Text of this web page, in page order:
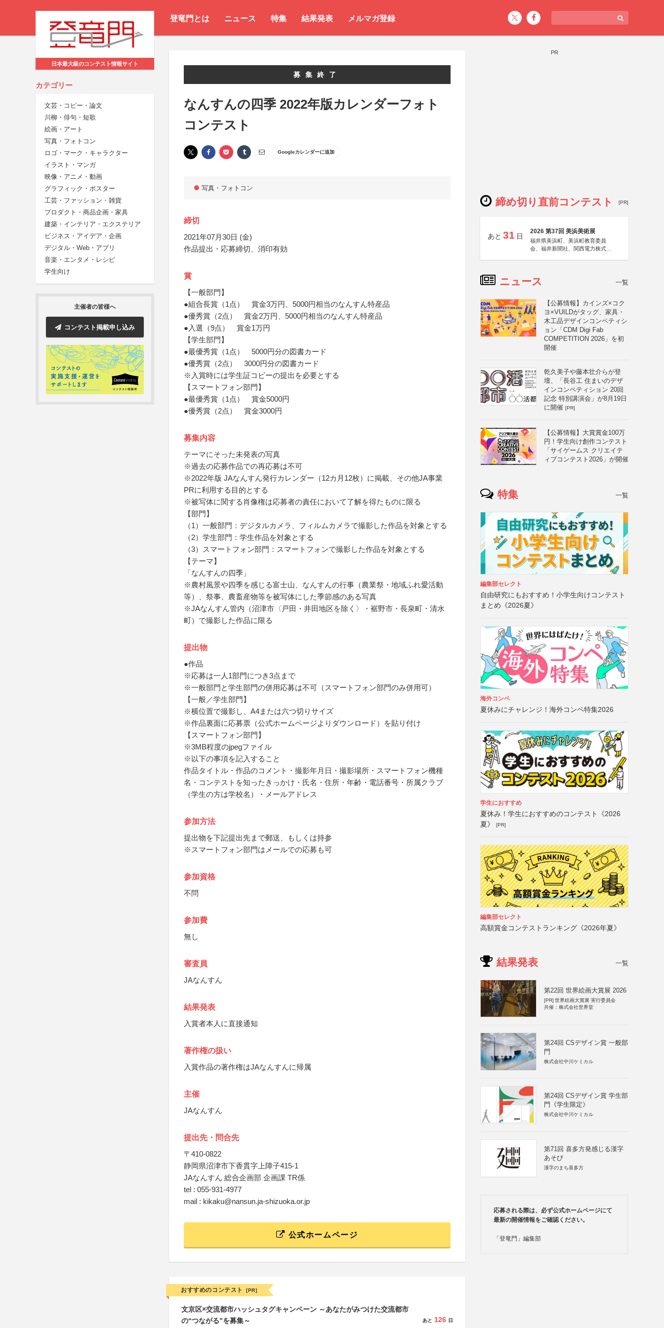
登竜門とは ニュース 特集 結果発表 メルマガ登録
日本最大級のコンテスト情報サイト
カテゴリー
文芸・コピー・論文
川柳・俳句・短歌
絵画・アート
写真・フォトコン
ロゴ・マーク・キャラクター
イラスト・マンガ
映像・アニメ・動画
グラフィック・ポスター
工芸・ファッション・雑貨
プロダクト・商品企画・家具
建築・インテリア・エクステリア
ビジネス・アイデア・企画
デジタル・Web・アプリ
音楽・エンタメ・レシピ
学生向け
主催者の皆様へ
コンテスト掲載申し込み
募集終了
なんすんの四季 2022年版カレンダーフォト
コンテスト
Googleカレンダーに追加
写真・フォトコン
締切
2021年07月30日 (金)
作品提出・応募締切、消印有効
賞
【一般部門】
●組合長賞（1点） 賞金3万円、5000円相当のなんすん特産品
●優秀賞（2点） 賞金2万円、5000円相当のなんすん特産品
●入選（9点） 賞金1万円
【学生部門】
●最優秀賞（1点） 5000円分の図書カード
●優秀賞（2点） 3000円分の図書カード
※入賞時には学生証コピーの提出を必要とする
【スマートフォン部門】
●最優秀賞（1点） 賞金5000円
●優秀賞（2点） 賞金3000円
募集内容
テーマにそった未発表の写真
※過去の応募作品での再応募は不可
※2022年版 JAなんすん発行カレンダー（12カ月12枚）に掲載、その他JA事業
PRに利用する目的とする
※被写体に関する肖像権は応募者の責任において了解を得たものに限る
【部門】
（1）一般部門：デジタルカメラ、フィルムカメラで撮影した作品を対象とする
（2）学生部門：学生作品を対象とする
（3）スマートフォン部門：スマートフォンで撮影した作品を対象とする
【テーマ】
「なんすんの四季」
※農村風景や四季を感じる富士山、なんすんの行事（農業祭・地域ふれ愛活動
等）、祭事、農畜産物等を被写体にした季節感のある写真
※JAなんすん管内（沼津市〈戸田・井田地区を除く〉・裾野市・長泉町・清水
町）で撮影した作品に限る
提出物
●作品
※応募は一人1部門につき3点まで
※一般部門と学生部門の併用応募は不可（スマートフォン部門のみ併用可）
【一般／学生部門】
※横位置で撮影し、A4または六つ切りサイズ
※作品裏面に応募票（公式ホームページよりダウンロード）を貼り付け
【スマートフォン部門】
※3MB程度のjpegファイル
※以下の事項を記入すること
作品タイトル・作品のコメント・撮影年月日・撮影場所・スマートフォン機種
名・コンテストを知ったきっかけ・氏名・住所・年齢・電話番号・所属クラブ
（学生の方は学校名）・メールアドレス
参加方法
提出物を下記提出先まで郵送、もしくは持参
※スマートフォン部門はメールでの応募も可
参加資格
不問
参加費
無し
審査員
JAなんすん
結果発表
入賞者本人に直接通知
著作権の扱い
入賞作品の著作権はJAなんすんに帰属
主催
JAなんすん
提出先・問合先
〒410-0822
静岡県沼津市下香貫字上障子415-1
JAなんすん 総合企画部 企画課 TR係
tel : 055-931-4977
mail : kikaku@nansun.ja-shizuoka.or.jp
公式ホームページ
おすすめのコンテスト [PR]
文京区×交流都市ハッシュタグキャンペーン ～あなたがみつけた交流都市
の“つながる”を募集～
あと 126 日
PR
締め切り直前コンテスト [PR]
あと 31 日
2026 第37回 美浜美術展
福井県美浜町、美浜町教育委員
会、福井新聞社、関西電力株式会
ニュース 一覧
【公募情報】カインズ×コク
ヨ×VUILDがタッグ、家具・
木工品デザインコンペティシ
ョン「CDM Digi Fab
COMPETITION 2026」を初
開催
乾久美子や藤本壮介らが登
壇、「長谷工 住まいのデザ
インコンペティション 20回
記念 特別講演会」が8月19日
に開催 [PR]
【公募情報】大賞賞金100万
円！学生向け創作コンテスト
「サイゲームス クリエイテ
ィブコンテスト2026」が開催
特集 一覧
編集部セレクト
自由研究にもおすすめ！小学生向けコンテスト
まとめ《2026夏》
海外コンペ
夏休みにチャレンジ！海外コンペ特集2026
学生におすすめ
夏休み！学生におすすめのコンテスト《2026
夏》
[PR]
編集部セレクト
高額賞金コンテストランキング《2026年夏》
結果発表 一覧
第22回 世界絵画大賞展 2026
[PR] 世界絵画大賞展 実行委員会
共催：株式会社世界堂
第24回 CSデザイン賞 一般部
門
株式会社中川ケミカル
第24回 CSデザイン賞 学生部
門《学生限定》
株式会社中川ケミカル
第71回 喜多方発感じる漢字
あそび
漢字のまち喜多方
応募される際は、必ず公式ホームページにて
最新の開催情報をご確認ください。
「登竜門」編集部